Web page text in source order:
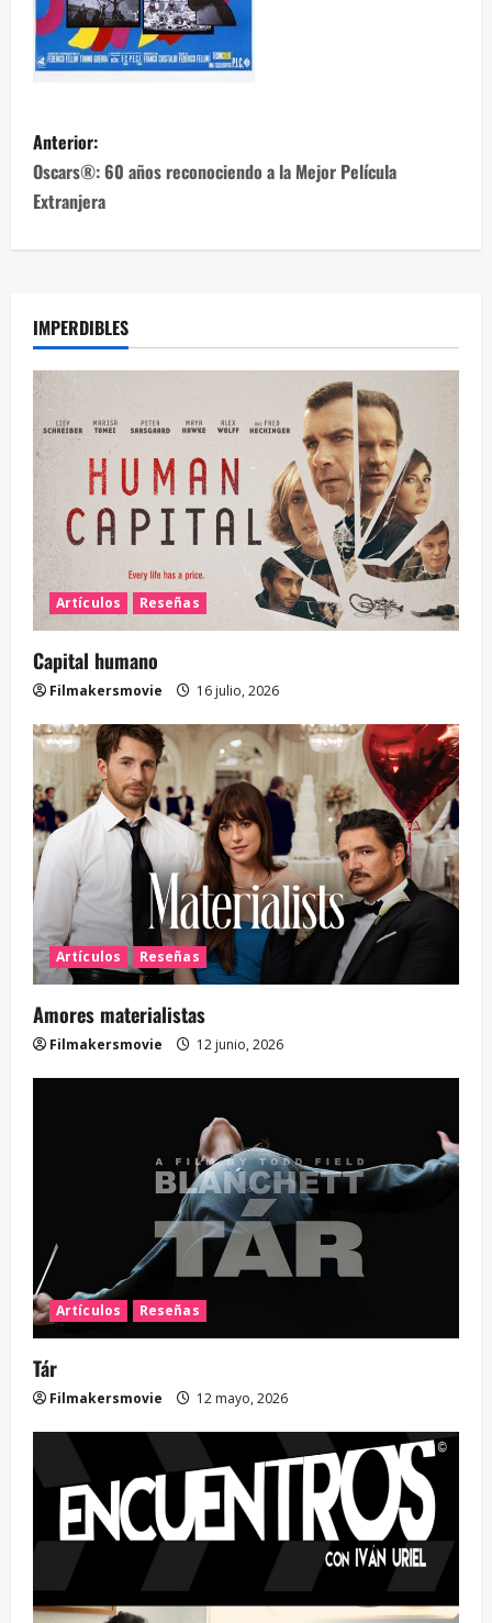
Anterior:
Oscars®: 60 años reconociendo a la Mejor Película
Extranjera
IMPERDIBLES
Artículos Reseñas
Capital humano
Filmakersmovie 16 julio, 2026
Artículos Reseñas
Amores materialistas
Filmakersmovie 12 junio, 2026
Artículos Reseñas
Tár
Filmakersmovie 12 mayo, 2026